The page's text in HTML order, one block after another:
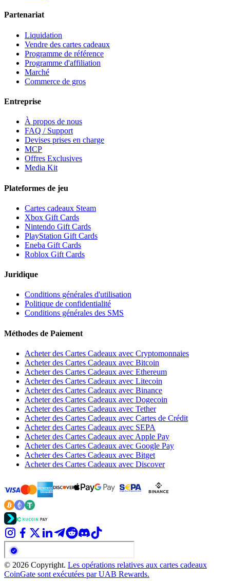
Partenariat
Liquidation
Vendre des cartes cadeaux
Programme de référence
Programme d'affiliation
Marché
Commerce de gros
Entreprise
À propos de nous
FAQ / Support
Devises prises en charge
MCP
Offres Exclusives
Media Kit
Plateformes de jeu
Cartes cadeaux Steam
Xbox Gift Cards
Nintendo Gift Cards
PlayStation Gift Cards
Eneba Gift Cards
Roblox Gift Cards
Juridique
Conditions générales d'utilisation
Politique de confidentialité
Conditions générales des SMS
Méthodes de Paiement
Acheter des Cartes Cadeaux avec Cryptomonnaies
Acheter des Cartes Cadeaux avec Bitcoin
Acheter des Cartes Cadeaux avec Ethereum
Acheter des Cartes Cadeaux avec Litecoin
Acheter des Cartes Cadeaux avec Binance
Acheter des Cartes Cadeaux avec Dogecoin
Acheter des Cartes Cadeaux avec Tether
Acheter des Cartes Cadeaux avec Cartes de Crédit
Acheter des Cartes Cadeaux avec SEPA
Acheter des Cartes Cadeaux avec Apple Pay
Acheter des Cartes Cadeaux avec Google Pay
Acheter des Cartes Cadeaux avec Bitget
Acheter des Cartes Cadeaux avec Discover
© 2026 Copyright. Les opérations relatives aux cartes cadeaux
CoinGate sont exécutées par UAB Rewards.